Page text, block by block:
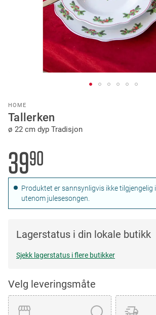
HOME
Tallerken
ø 22 cm dyp Tradisjon
3990
Produktet er sannsynligvis ikke tilgjengelig
utenom julesesongen.
Lagerstatus i din lokale butikk
Sjekk lagerstatus i flere butikker
Velg leveringsmåte
to
the
beginning
the
images
gallery